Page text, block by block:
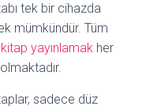
tek bir cihazda
mümkündür. Tüm
kitap yayınlamak her
sadece düz